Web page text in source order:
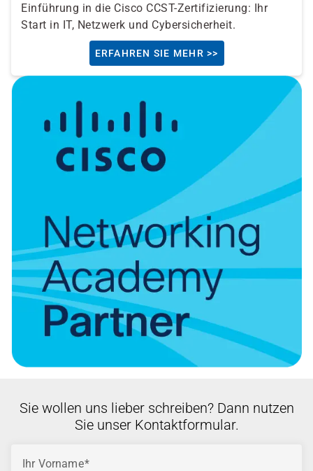
Einführung in die Cisco CCST-Zertifizierung: Ihr
Start in IT, Netzwerk und Cybersicherheit.
ERFAHREN SIE MEHR >>
Sie wollen uns lieber schreiben? Dann nutzen
Sie unser Kontaktformular.
Ihr Vorname